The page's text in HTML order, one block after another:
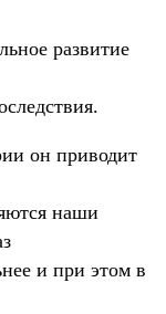
развитие
он приводит
наши
и при этом в